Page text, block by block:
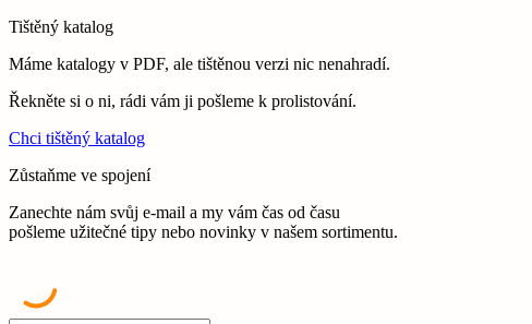
Tištěný katalog
Máme katalogy v PDF, ale tištěnou verzi nic nenahradí.
Řekněte si o ni, rádi vám ji pošleme k prolistování.
Chci tištěný katalog
Zůstaňme ve spojení
Zanechte nám svůj e-mail a my vám čas od času
pošleme užitečné tipy nebo novinky v našem sortimentu.